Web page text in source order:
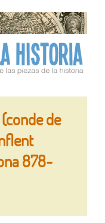
de
878-